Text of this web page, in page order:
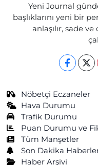
Yeni Journal
başlıklarını yeni bir
anlaşılır, sade
Nöbetçi Eczaneler
Hava Durumu
Trafik Durumu
Puan Durumu ve
Tüm Manşetler
Son Dakika
Haber Arşivi